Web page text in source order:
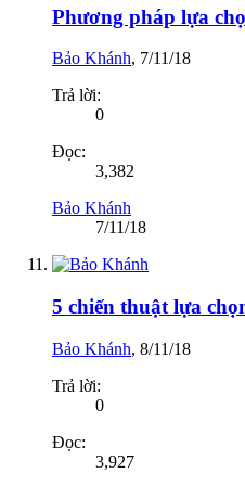
Phương pháp lựa
Bảo Khánh, 7/11/18
Trả lời:
0
Đọc:
3,382
Bảo Khánh
7/11/18
5 chiến thuật lựa
Bảo Khánh, 8/11/18
Trả lời:
0
Đọc:
3,927